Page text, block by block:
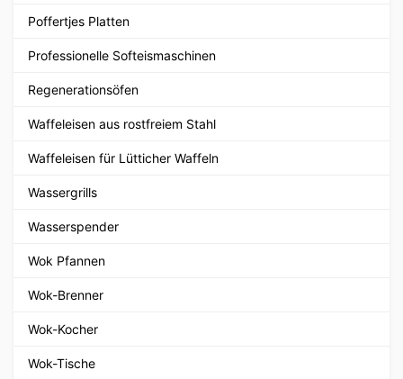
Poffertjes Platten
Professionelle Softeismaschinen
Regenerationsöfen
Waffeleisen aus rostfreiem Stahl
Waffeleisen für Lütticher Waffeln
Wassergrills
Wasserspender
Wok Pfannen
Wok-Brenner
Wok-Kocher
Wok-Tische